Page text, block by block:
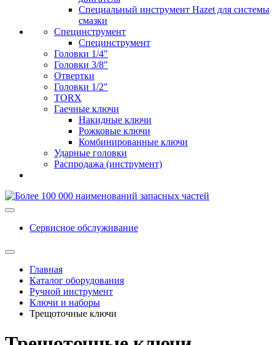
Специальный инструмент Hazet для системы
смазки
Специнструмент
Специнструмент
Головки 1/4"
Головки 3/8"
Отвертки
Головки 1/2"
TORX
Гаечные ключи
Накидные ключи
Рожковые ключи
Комбинированные ключи
Ударные головки
Распродажа (инструмент)
Сервисное обслуживание
Главная
Каталог оборудования
Ручной инструмент
Ключи и наборы
Трещоточные ключи